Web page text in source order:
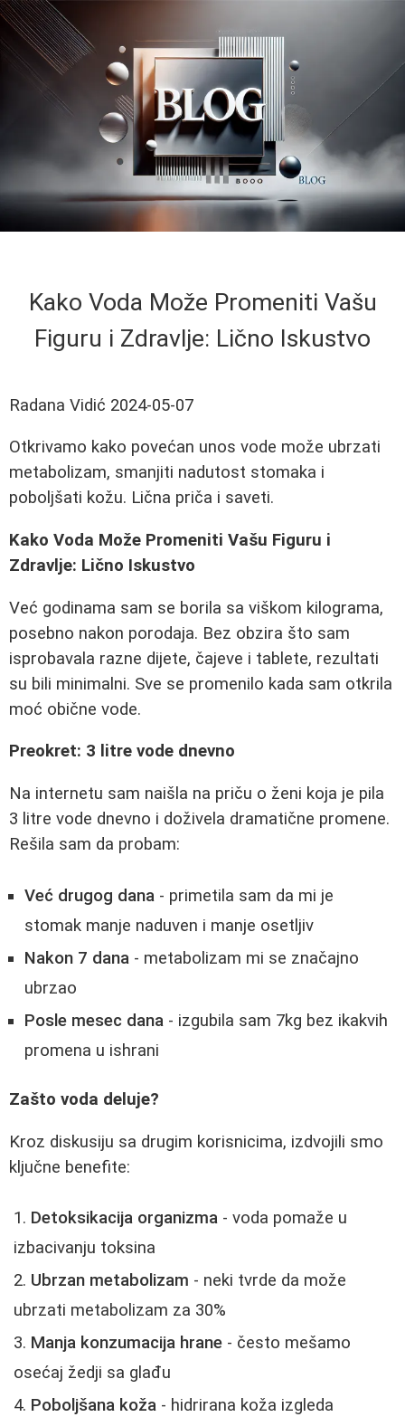
Kako Voda Može Promeniti Vašu
Figuru i Zdravlje: Lično Iskustvo
Radana Vidić 2024-05-07
Otkrivamo kako povećan unos vode može ubrzati
metabolizam, smanjiti nadutost stomaka i
poboljšati kožu. Lična priča i saveti.
Kako Voda Može Promeniti Vašu Figuru i
Zdravlje: Lično Iskustvo
Već godinama sam se borila sa viškom kilograma,
posebno nakon porodaja. Bez obzira što sam
isprobavala razne dijete, čajeve i tablete, rezultati
su bili minimalni. Sve se promenilo kada sam otkrila
moć obične vode.
Preokret: 3 litre vode dnevno
Na internetu sam naišla na priču o ženi koja je pila
3 litre vode dnevno i doživela dramatične promene.
Rešila sam da probam:
Već drugog dana - primetila sam da mi je
stomak manje naduven i manje osetljiv
Nakon 7 dana - metabolizam mi se značajno
ubrzao
Posle mesec dana - izgubila sam 7kg bez ikakvih
promena u ishrani
Zašto voda deluje?
Kroz diskusiju sa drugim korisnicima, izdvojili smo
ključne benefite:
Detoksikacija organizma - voda pomaže u
izbacivanju toksina
Ubrzan metabolizam - neki tvrde da može
ubrzati metabolizam za 30%
Manja konzumacija hrane - često mešamo
osećaj žedji sa glađu
Poboljšana koža - hidrirana koža izgleda